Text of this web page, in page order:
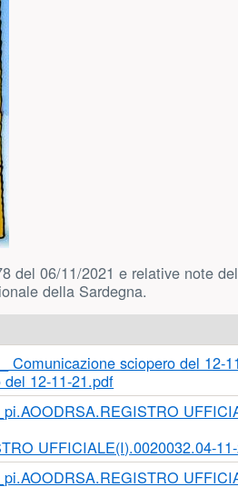
del 06/11/2021 e relative note
della Sardegna.
12-11-21.pdf
UFFICIALE(I).0020032.04-